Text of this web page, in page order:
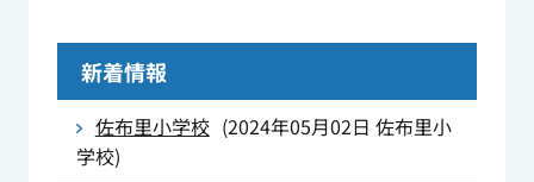
新着情報
佐布里小学校 (2024年05月02日 佐布里小
学校)